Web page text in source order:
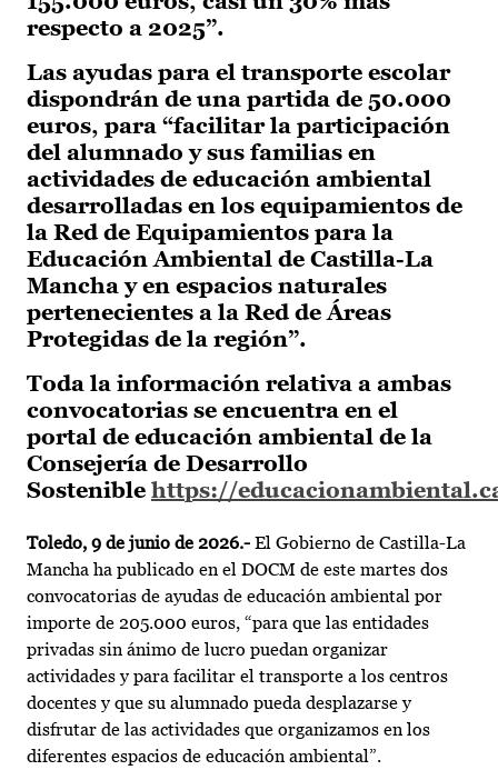
respecto a 2025”.
Las ayudas para el transporte escolar
dispondrán de una partida de 50.000
euros, para “facilitar la participación
del alumnado y sus familias en
actividades de educación ambiental
desarrolladas en los equipamientos de
la Red de Equipamientos para la
Educación Ambiental de Castilla-La
Mancha y en espacios naturales
pertenecientes a la Red de Áreas
Protegidas de la región”.
Toda la información relativa a ambas
convocatorias se encuentra en el
portal de educación ambiental de la
Consejería de Desarrollo
Sostenible https://
Toledo, 9 de junio de 2026.- El Gobierno de Castilla-La
Mancha ha publicado en el DOCM de este martes dos
convocatorias de ayudas de educación ambiental por
importe de 205.000 euros, “para que las entidades
privadas sin ánimo de lucro puedan organizar
actividades y para facilitar el transporte a los centros
docentes y que su alumnado pueda desplazarse y
disfrutar de las actividades que organizamos en los
diferentes espacios de educación ambiental”.